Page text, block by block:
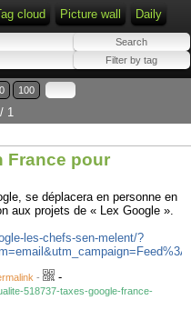
cloud Picture wall Daily
100
1
France pour
se déplacera en personne en
aux projets de « Lex Google ».
les-chefs-sen-melent/?
- -
518737-taxes-google-france-